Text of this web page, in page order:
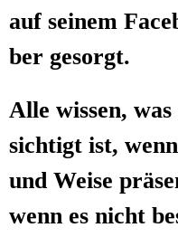
auf sei­nem
ber gesorgt.
Alle wis­sen,
sich­tigt ist,
und Wei­se
wenn es nicht